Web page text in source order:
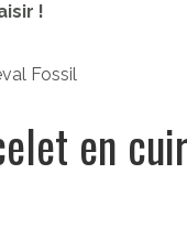
!
en